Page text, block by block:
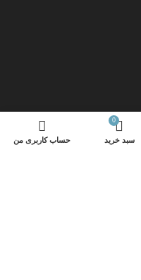
0
سبد خرید حساب کاربری من